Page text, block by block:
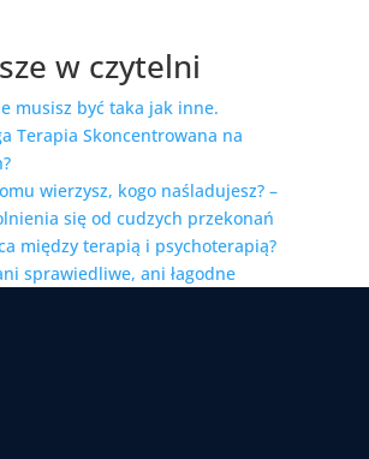
w czytelni
musisz być taka jak inne.
Terapia Skoncentrowana na
wierzysz, kogo naśladujesz? –
się od cudzych przekonań
między terapią i psychoterapią?
sprawiedliwe, ani łagodne